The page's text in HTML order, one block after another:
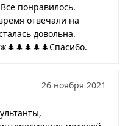
понравилось.
отвечали на
довольна.
26 ноября 2021